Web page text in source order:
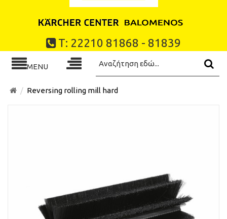
Τ: 22210 81868 - 81839
MENU
Reversing rolling mill hard